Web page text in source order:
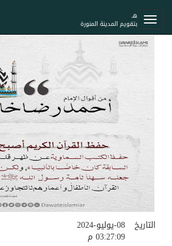
هـ
بتقويم المدينة المنورة
08-يوليو-2024
03:27:09 م
التاريخ